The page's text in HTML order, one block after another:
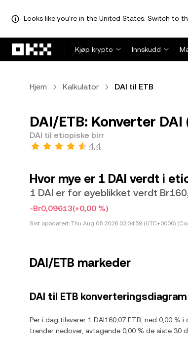
Looks like you're in the United States. Switch to
Kjøp krypto
Innskudd
Hjem Kalkulator DAI til ETB
DAI/ETB: Konverter
DAI til etiopiske birr
4,4
Hvor mye er 1 DAI verdt i
1 DAI er for øyeblikket verdt
-Br0,09613(+0,00 %)
Sist oppdatert: Thu Aug 06 2026 03:04:59 (UTC+0000)
DAI/ETB markeder
DAI til ETB konverteringsdiagram
Per i dag tilsvarer 1 DAI160,07 ETB, ned 0,00 %
trender nedover, avtagende 0,00 % de siste 30